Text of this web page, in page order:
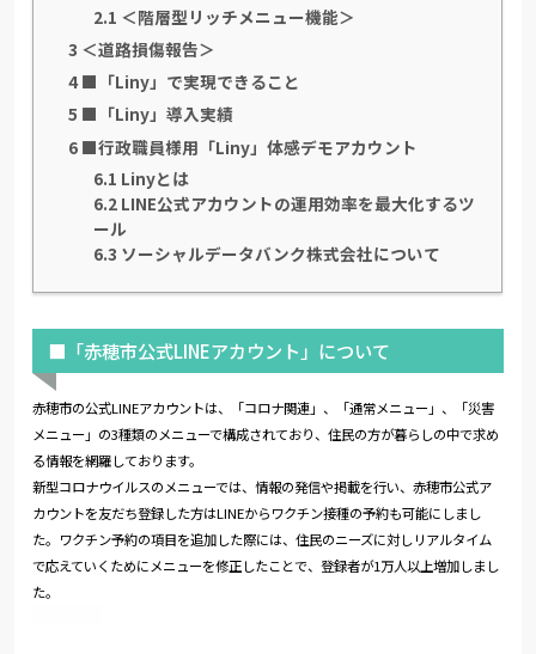
2.1 ＜階層型リッチメニュー機能＞
3 ＜道路損傷報告＞
4■「Liny」で実現できること
5 ■「Liny」導入実績
6 ■行政職員様用「Liny」体感デモアカウント
6.1 Linyとは
6.2 LINE公式アカウントの運用効率を最大化するツ
ール
6.3 ソーシャルデータバンク株式会社について
■「赤穂市公式LINEアカウント」について
赤穂市の公式LINEアカウントは、「コロナ関連」、「通常メニュー」、「災害
メニュー」の3種類のメニューで構成されており、住民の方が暮らしの中で求め
る情報を網羅しております。
新型コロナウイルスのメニューでは、情報の発信や掲載を行い、赤穂市公式ア
カウントを友だち登録した方はLINEからワクチン接種の予約も可能にしまし
た。ワクチン予約の項目を追加した際には、住民のニーズに対しリアルタイム
で応えていくためにメニューを修正したことで、登録者が1万人以上増加しまし
た。